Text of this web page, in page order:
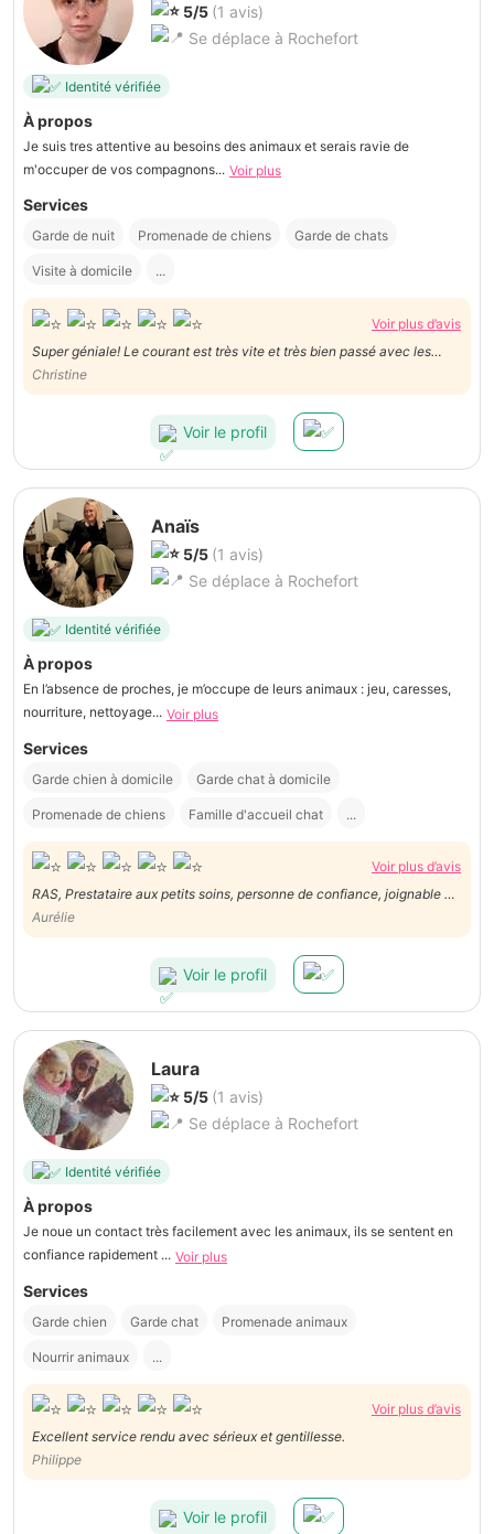
5/5 (1 avis)
Se déplace à Rochefort
Identité vérifiée
À propos
Je suis tres attentive au besoins des animaux et serais ravie de
m'occuper de vos compagnons... Voir plus
Services
Garde de nuit Promenade de chiens Garde de chats
Visite à domicile ...
Voir plus d’avis
Super géniale! Le courant est très vite et très bien passé avec les
Christine
Voir le profil
Anaïs
5/5 (1 avis)
Se déplace à Rochefort
Identité vérifiée
À propos
En l’absence de proches, je m’occupe de leurs animaux : jeu, caresses,
nourriture, nettoyage... Voir plus
Services
Garde chien à domicile Garde chat à domicile
Promenade de chiens Famille d'accueil chat ...
Voir plus d’avis
RAS, Prestataire aux petits soins, personne de confiance, joignable et
communicative
Aurélie
Voir le profil
Laura
5/5 (1 avis)
Se déplace à Rochefort
Identité vérifiée
À propos
Je noue un contact très facilement avec les animaux, ils se sentent en
confiance rapidement ... Voir plus
Services
Garde chien Garde chat Promenade animaux
Nourrir animaux ...
Voir plus d’avis
Excellent service rendu avec sérieux et gentillesse.
Philippe
Voir le profil